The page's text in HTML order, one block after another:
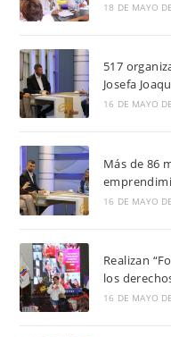
18 DE MAYO
517
Josefa
16 DE MAYO
Más de 86
16 DE MAYO
Realizan
los
16 DE MAYO